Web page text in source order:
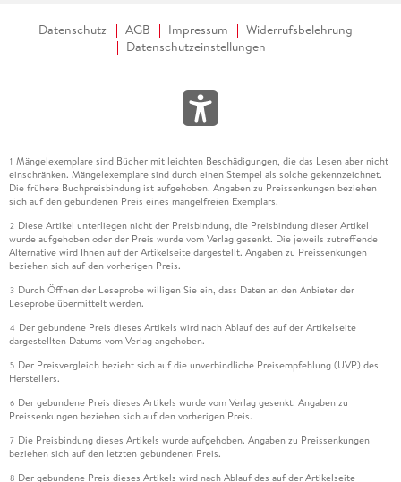
Datenschutz AGB Impressum
Widerrufsbelehrung
Datenschutzeinstellungen
1 Mängelexemplare sind Bücher mit leichten Beschädigungen, die das Lesen aber nicht
einschränken. Mängelexemplare sind durch einen Stempel als solche gekennzeichnet.
Die frühere Buchpreisbindung ist aufgehoben. Angaben zu Preissenkungen beziehen
sich auf den gebundenen Preis eines mangelfreien Exemplars.
2 Diese Artikel unterliegen nicht der Preisbindung, die Preisbindung dieser Artikel
wurde aufgehoben oder der Preis wurde vom Verlag gesenkt. Die jeweils zutreffende
Alternative wird Ihnen auf der Artikelseite dargestellt. Angaben zu Preissenkungen
beziehen sich auf den vorherigen Preis.
3 Durch Öffnen der Leseprobe willigen Sie ein, dass Daten an den Anbieter der
Leseprobe übermittelt werden.
4 Der gebundene Preis dieses Artikels wird nach Ablauf des auf der Artikelseite
dargestellten Datums vom Verlag angehoben.
5 Der Preisvergleich bezieht sich auf die unverbindliche Preisempfehlung (UVP) des
Herstellers.
6 Der gebundene Preis dieses Artikels wurde vom Verlag gesenkt. Angaben zu
Preissenkungen beziehen sich auf den vorherigen Preis.
7 Die Preisbindung dieses Artikels wurde aufgehoben. Angaben zu Preissenkungen
beziehen sich auf den letzten gebundenen Preis.
8 Der gebundene Preis dieses Artikels wird nach Ablauf des auf der Artikelseite